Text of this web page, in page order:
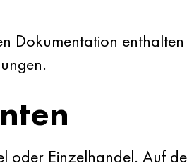
Dokumentation
oder Einzelhandel. Auf